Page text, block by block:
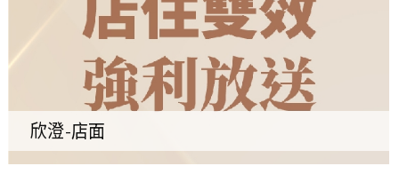
欣澄-店面